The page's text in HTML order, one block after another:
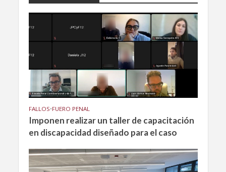
FALLOS•FUERO PENAL
Imponen realizar un taller de capacitación
en discapacidad diseñado para el caso